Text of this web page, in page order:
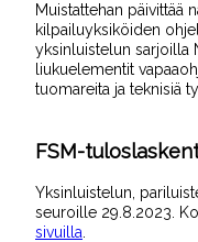
Muistattehan päivittää
kilpailuyksiköiden
yksinluistelun sarjoilla
liukuelementit
tuomareita ja teknisiä
FSM-
Yksinluistelun,
seuroille 29.8.2023.
sivuilla